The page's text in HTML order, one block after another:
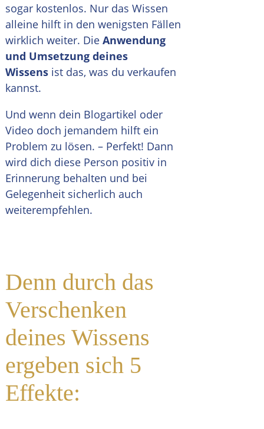
sogar kostenlos. Nur das Wissen
alleine hilft in den wenigsten Fällen
wirklich weiter. Die Anwendung
und Umsetzung deines
Wissens ist das, was du verkaufen
kannst.
Und wenn dein Blogartikel oder
Video doch jemandem hilft ein
Problem zu lösen. – Perfekt! Dann
wird dich diese Person positiv in
Erinnerung behalten und bei
Gelegenheit sicherlich auch
weiterempfehlen.
Denn durch das
Verschenken
deines Wissens
ergeben sich 5
Effekte: